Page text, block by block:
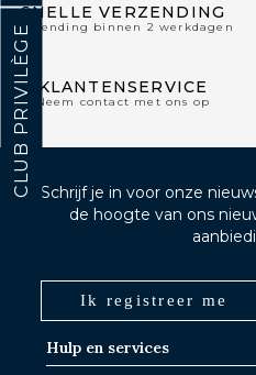
SNELLE VERZENDING
Verzending binnen 2 werkdagen
KLANTENSERVICE
Neem contact met ons op
Hulp en services
Schrijf je in voor onze
de hoogte van ons
Ik registreer me
CLUB PRIVILÈGE